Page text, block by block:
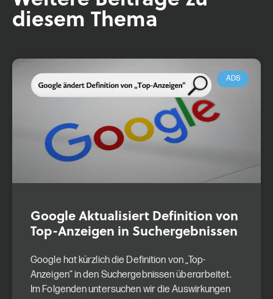
diesem Thema
ADS
Google Aktualisiert Definition von
Top-Anzeigen in Suchergebnissen
Google hat kürzlich die Definition von „Top-
Anzeigen“ in den Suchergebnissen überarbeitet.
Im Folgenden untersuchen wir die Auswirkungen